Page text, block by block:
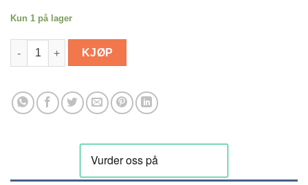
Kun 1 på lager
FermZilla All Rounder 30L Kit antall
KJØP